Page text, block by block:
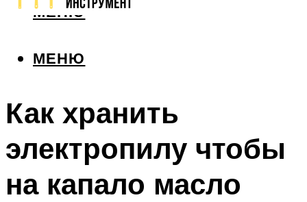
МЕНЮ
МЕНЮ
Как хранить
электропилу чтобы
на капало масло